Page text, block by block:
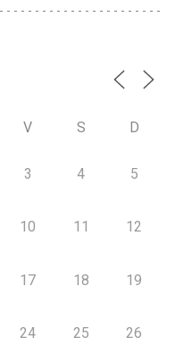
V S D
3 4 5
10 11 12
17 18 19
24 25 26